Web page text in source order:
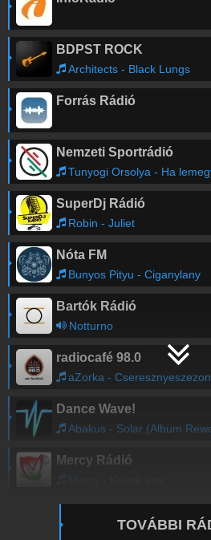
BDPST ROCK
Architects - Black Lungs
Forrás Rádió
Nemzeti Sportrádió
Tunyogi Orsolya - Ha
SuperDj Rádió
Robin - Juliet
Nóta FM
Bunyos Pityu - Ciganylany
Bartók Rádió
Notturno
radiocafé 98.0
aZorka - Cseresznyeszezon
Dance Wave!
Abakus - Solar (Album
Mercy Rádió
TOVÁBBI